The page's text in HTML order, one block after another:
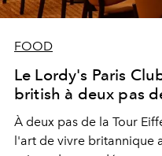
FOOD
Le Lordy's Paris
british à deux pas
À deux pas de la Tour
l'art de vivre britannique